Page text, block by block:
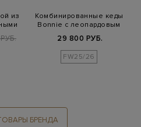
из
Комбинированные кеды
Bonnie с леопардовым
29 800 РУБ.
FW25/26
БРЕНДА